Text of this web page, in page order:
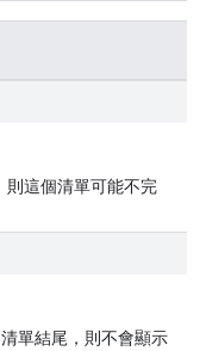
則這個清單可能不完
單結尾，則不會顯示